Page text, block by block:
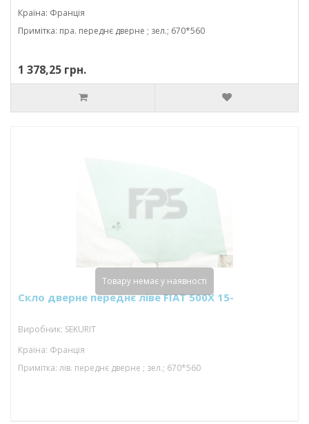
Країна: Франція
Примітка: пра. переднє дверне ; зел.; 670*560
1 378,25 грн.
Скло дверне переднє ліве FIAT 500X 15-
Виробник: SEKURIT
Країна: Франція
Примітка: лів. переднє дверне ; зел.; 670*560
Товару немає у наявності